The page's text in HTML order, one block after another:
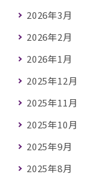
2026年3月
2026年2月
2026年1月
2025年12月
2025年11月
2025年10月
2025年9月
2025年8月